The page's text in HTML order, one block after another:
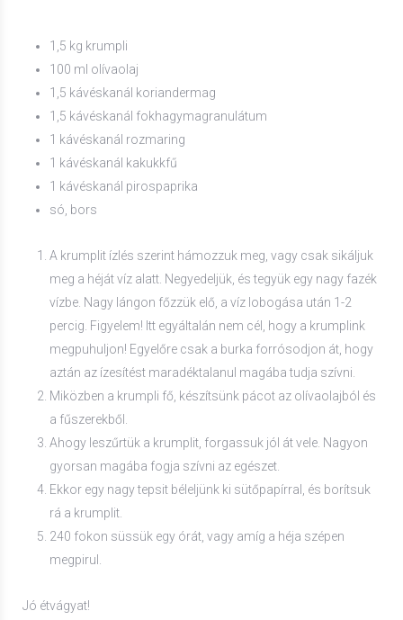
1,5 kg krumpli
100 ml olívaolaj
1,5 kávéskanál koriandermag
1,5 kávéskanál fokhagymagranulátum
1 kávéskanál rozmaring
1 kávéskanál kakukkfű
1 kávéskanál pirospaprika
só, bors
A krumplit ízlés szerint hámozzuk meg, vagy csak sikáljuk
meg a héját víz alatt. Negyedeljük, és tegyük egy nagy fazék
vízbe. Nagy lángon főzzük elő, a víz lobogása után 1-2
percig. Figyelem! Itt egyáltalán nem cél, hogy a krumplink
megpuhuljon! Egyelőre csak a burka forrósodjon át, hogy
aztán az ízesítést maradéktalanul magába tudja szívni.
Miközben a krumpli fő, készítsünk pácot az olívaolajból és
a fűszerekből.
Ahogy leszűrtük a krumplit, forgassuk jól át vele. Nagyon
gyorsan magába fogja szívni az egészet.
Ekkor egy nagy tepsit béleljünk ki sütőpapírral, és borítsuk
rá a krumplit.
240 fokon süssük egy órát, vagy amíg a héja szépen
megpirul.
Jó étvágyat!